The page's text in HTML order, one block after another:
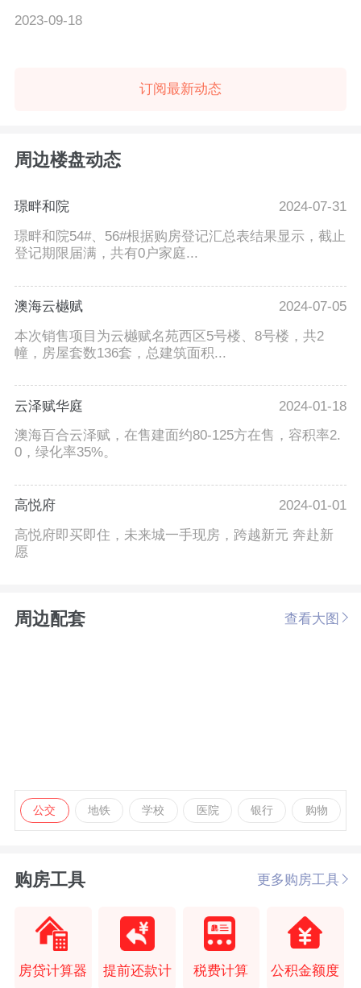
2023-09-18
订阅最新动态
周边楼盘动态
璟畔和院
2024-07-31
璟畔和院54#、56#根据购房登记汇总表结果显示，截止
登记期限届满，共有0户家庭...
澳海云樾赋
2024-07-05
本次销售项目为云樾赋名苑西区5号楼、8号楼，共2
幢，房屋套数136套，总建筑面积...
云泽赋华庭
2024-01-18
澳海百合云泽赋，在售建面约80-125方在售，容积率2.
0，绿化率35%。
高悦府
2024-01-01
高悦府即买即住，未来城一手现房，跨越新元 奔赴新
愿
周边配套 查看大图
公交 地铁 学校 医院 银行 购物
购房工具 更多购房工具
房贷计算器 提前还款计 税费计算 公积金额度